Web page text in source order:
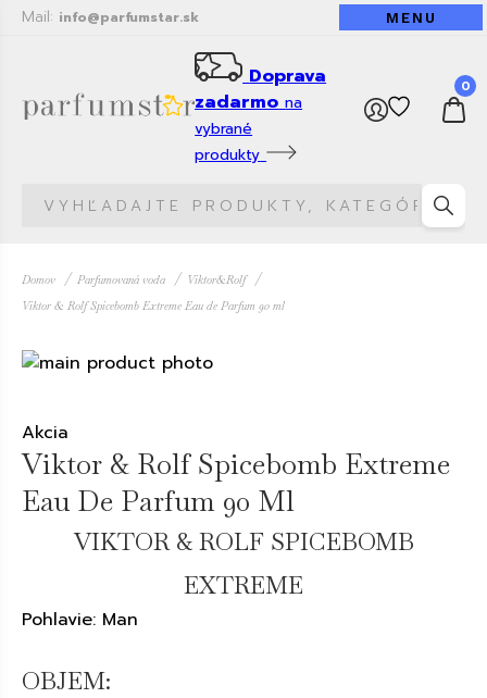
Mail: info@parfumstar.sk MENU
Doprava
zadarmo na
vybrané
produkty
0
Domov Parfumovaná voda
Viktor&Rolf
Viktor & Rolf Spicebomb Extreme Eau de Parfum 90 ml
Akcia
Viktor & Rolf Spicebomb Extreme
Eau De Parfum 90 Ml
VIKTOR & ROLF SPICEBOMB
EXTREME
Pohlavie: Man
OBJEM: